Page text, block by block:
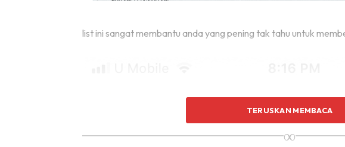
list ini sangat membantu anda yang pening tak tahu untuk
TERUSKAN MEMBACA
∞